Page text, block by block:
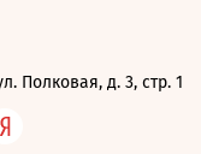
Полковая, д. 3, стр. 1